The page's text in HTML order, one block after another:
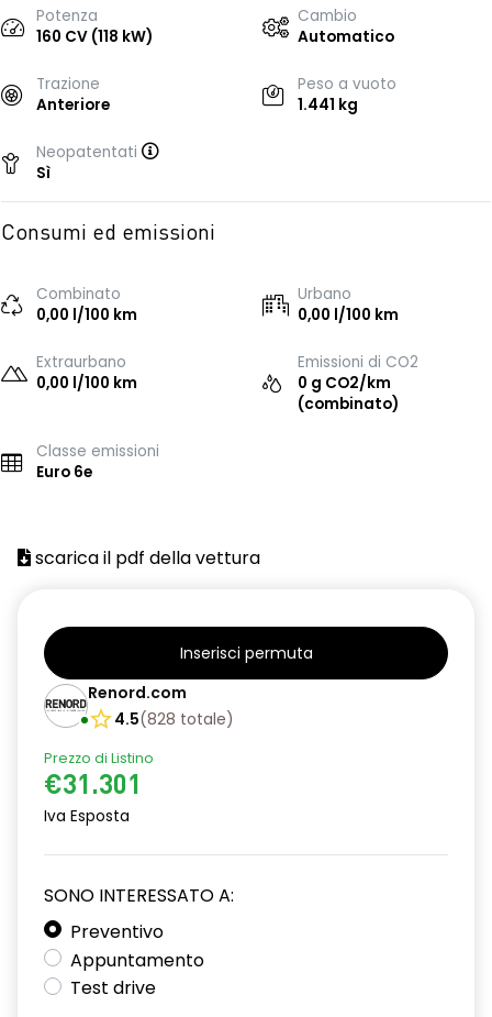
Potenza
160 CV (118 kW)
Cambio
Automatico
Trazione
Anteriore
Peso a vuoto
1.441 kg
Neopatentati
Sì
Consumi ed emissioni
Combinato
0,00 l/100 km
Urbano
0,00 l/100 km
Extraurbano
0,00 l/100 km
Emissioni di CO2
0 g CO2/km
(combinato)
Classe emissioni
Euro 6e
scarica il pdf della vettura
Inserisci permuta
Renord.com
4.5(828 totale)
Prezzo di Listino
€31.301
Iva Esposta
SONO INTERESSATO A:
Preventivo
Appuntamento
Test drive